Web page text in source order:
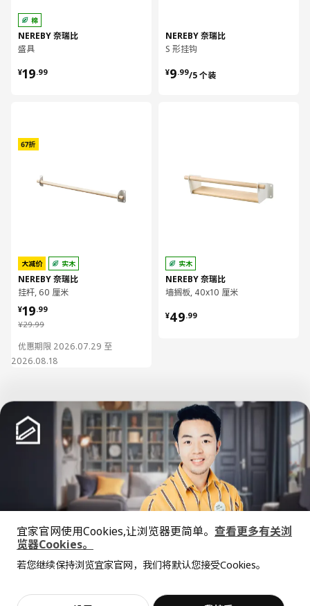
棉
NEREBY 奈瑞比
盛具
¥19.99
¥ 19.99
大减价 实木
NEREBY 奈瑞比
挂杆, 60 厘米
¥29.99
¥ 29.99
¥19.99
¥ 19.99
优惠期限 2026.07.29 至
2026.08.18
NEREBY 奈瑞比
S 形挂钩
¥9.99/5 个装
¥ 9.99/5 个装
实木
NEREBY 奈瑞比
墙搁板, 40x10 厘米
¥49.99
¥ 49.99
已经到底啦！
中文 English
© Inter IKEA Systems B.V. 1999-2026
上海工商 沪公网安备 31010402001069号
价格透明，设计专业，现货供应
宜家官网使用Cookies,让浏览器更简单。 查看更多有关浏
览器Cookies。
若您继续保持浏览宜家官网，我们将默认您接受Cookies。